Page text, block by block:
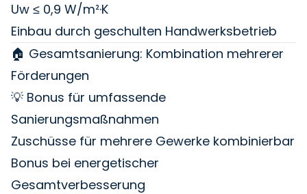
Uw ≤ 0,9 W/m²·K
Einbau durch geschulten Handwerksbetrieb
🏠 Gesamtsanierung: Kombination mehrerer
Förderungen
💡 Bonus für umfassende
Sanierungsmaßnahmen
Zuschüsse für mehrere Gewerke kombinierbar
Bonus bei energetischer
Gesamtverbesserung